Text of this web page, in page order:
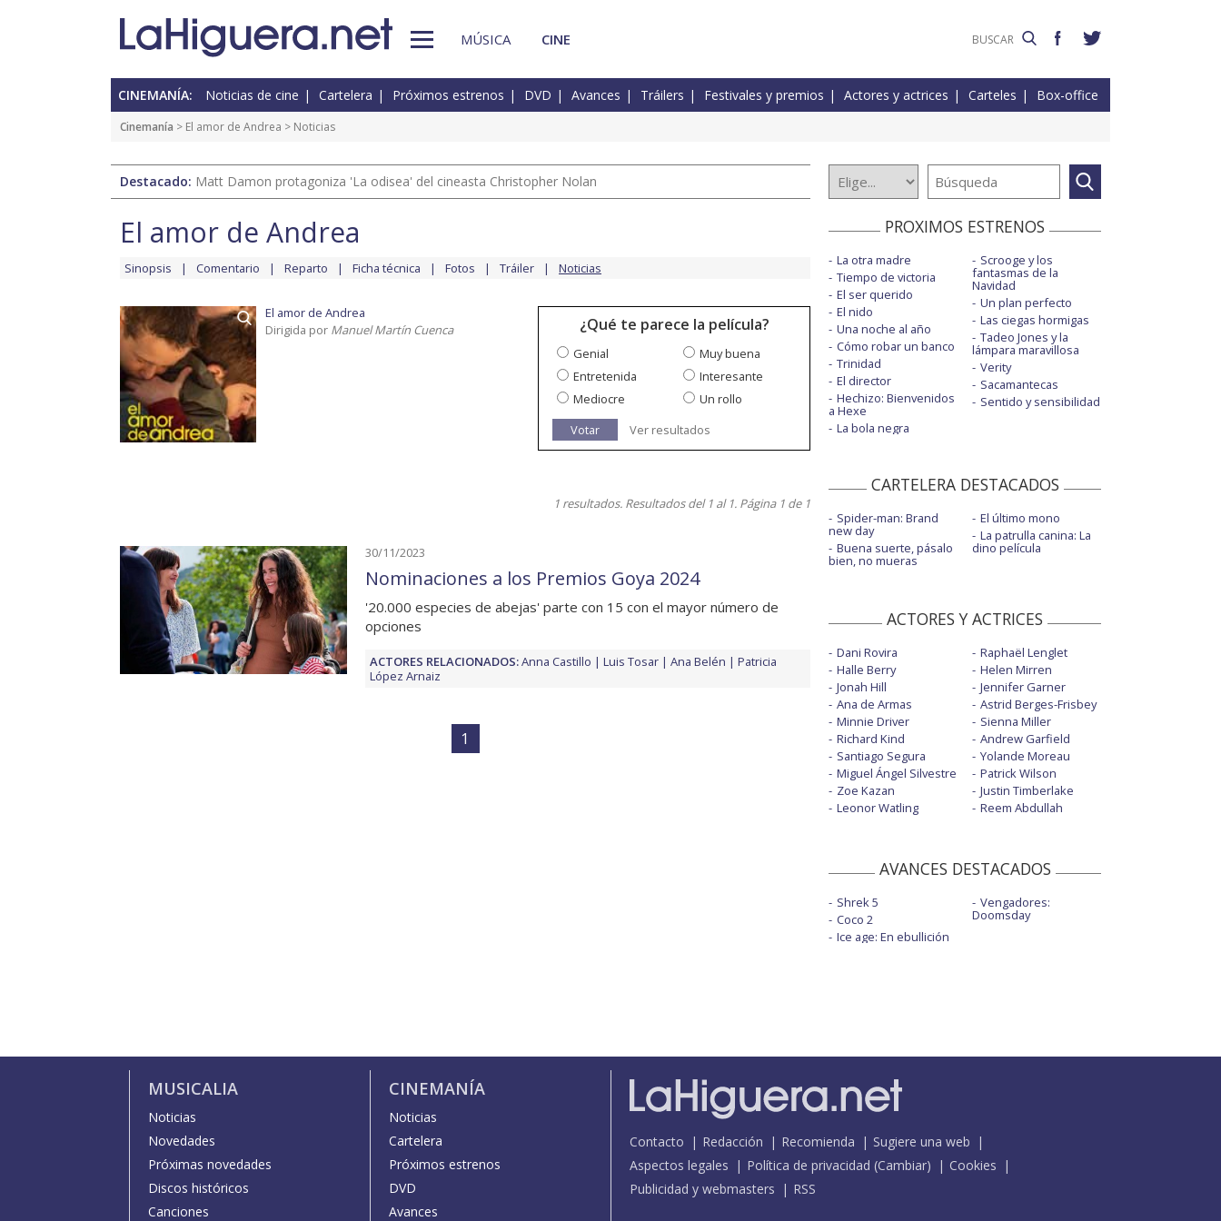
MÚSICA CINE
CINEMANÍA: Noticias de cine Cartelera Próximos estrenos DVD Avances Tráilers Festivales y premios Actores y actrices Carteles Box-office
Cinemanía > El amor de Andrea > Noticias
Destacado: Matt Damon protagoniza 'La odisea' del cineasta Christopher Nolan
El amor de Andrea
Sinopsis Comentario Reparto Ficha técnica Fotos Tráiler Noticias
El amor de Andrea
Dirigida por Manuel Martín Cuenca ¿Qué te parece la película?
Genial
Muy buena
Entretenida
Interesante
Mediocre
Un rollo
Votar
Ver resultados
1 resultados. Resultados del 1 al 1. Página 1 de 1
30/11/2023
Nominaciones a los Premios Goya 2024
'20.000 especies de abejas' parte con 15 con el mayor número de
opciones
ACTORES RELACIONADOS:Anna Castillo Luis Tosar Ana Belén
Patricia
López Arnaiz
1
PROXIMOS ESTRENOS
La otra madre
Tiempo de victoria
El ser querido
El nido
Una noche al año
Cómo robar un banco
Trinidad
El director
Hechizo: Bienvenidos
a Hexe
La bola negra
Scrooge y los
fantasmas de la
Navidad
Un plan perfecto
Las ciegas hormigas
Tadeo Jones y la
lámpara maravillosa
Verity
Sacamantecas
Sentido y sensibilidad
CARTELERA DESTACADOS
Spider-man: Brand
new day
Buena suerte, pásalo
bien, no mueras
El último mono
La patrulla canina: La
dino película
ACTORES Y ACTRICES
Dani Rovira
Halle Berry
Jonah Hill
Ana de Armas
Minnie Driver
Richard Kind
Santiago Segura
Miguel Ángel Silvestre
Zoe Kazan
Leonor Watling
Raphaël Lenglet
Helen Mirren
Jennifer Garner
Astrid Berges-Frisbey
Sienna Miller
Andrew Garfield
Yolande Moreau
Patrick Wilson
Justin Timberlake
Reem Abdullah
AVANCES DESTACADOS
Shrek 5
Coco 2
Ice age: En ebullición
Vengadores:
Doomsday
MUSICALIA
Noticias
Novedades
Próximas novedades
Discos históricos
Canciones
CINEMANÍA
Noticias
Cartelera
Próximos estrenos
DVD
Avances
Contacto Redacción Recomienda
Sugiere una web
Aspectos legales
Política de privacidad (Cambiar)
Cookies
Publicidad y webmasters
RSS